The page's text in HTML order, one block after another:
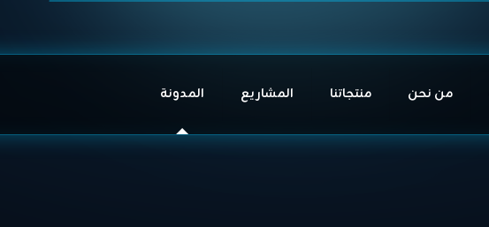
من نحن منتجاتنا المشاريع المدونة